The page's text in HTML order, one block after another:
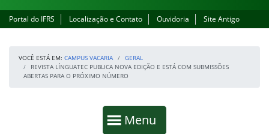
Portal do IFRS Localização e Contato Ouvidoria Site Antigo
VOCÊ ESTÁ EM: CAMPUS VACARIA
GERAL
REVISTA LÍNGUATEC PUBLICA NOVA EDIÇÃO E ESTÁ COM SUBMISSÕES
ABERTAS PARA O PRÓXIMO NÚMERO
Mostrar
Menu